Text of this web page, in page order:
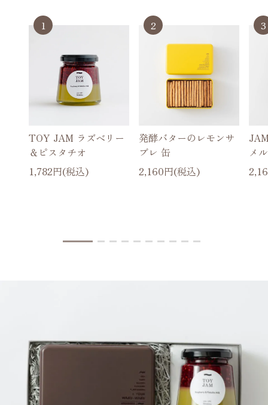
1
TOY JAM ラズベリー
＆ピスタチオ
1,782円(税込)
2
発酵バターのレモンサ
ブレ 缶
2,160円(税込)
3
メ